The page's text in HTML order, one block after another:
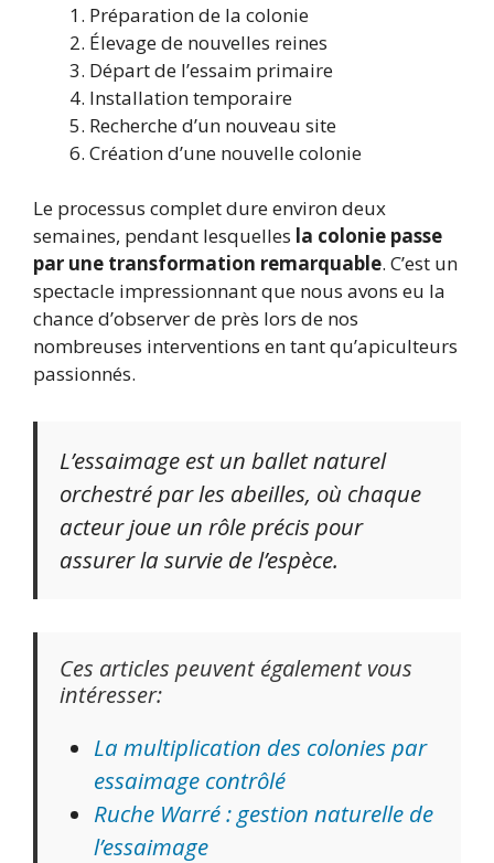
Préparation de la colonie
Élevage de nouvelles reines
Départ de l’essaim primaire
Installation temporaire
Recherche d’un nouveau site
Création d’une nouvelle colonie
Le processus complet dure environ deux
semaines, pendant lesquelles la colonie passe
par une transformation remarquable. C’est un
spectacle impressionnant que nous avons eu la
chance d’observer de près lors de nos
nombreuses interventions en tant qu’apiculteurs
passionnés.
L’essaimage est un ballet naturel
orchestré par les abeilles, où chaque
acteur joue un rôle précis pour
assurer la survie de l’espèce.
Ces articles peuvent également vous
intéresser:
La multiplication des colonies par
essaimage contrôlé
Ruche Warré : gestion naturelle de
l’essaimage